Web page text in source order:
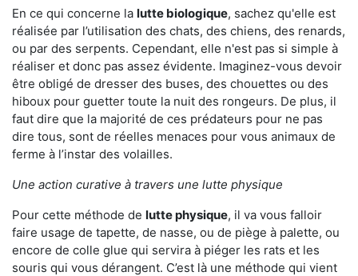
En ce qui concerne la lutte biologique, sachez qu'elle est
réalisée par l’utilisation des chats, des chiens, des renards,
ou par des serpents. Cependant, elle n'est pas si simple à
réaliser et donc pas assez évidente. Imaginez-vous devoir
être obligé de dresser des buses, des chouettes ou des
hiboux pour guetter toute la nuit des rongeurs. De plus, il
faut dire que la majorité de ces prédateurs pour ne pas
dire tous, sont de réelles menaces pour vous animaux de
ferme à l’instar des volailles.
Une action curative à travers une lutte physique
Pour cette méthode de lutte physique, il va vous falloir
faire usage de tapette, de nasse, ou de piège à palette, ou
encore de colle glue qui servira à piéger les rats et les
souris qui vous dérangent. C’est là une méthode qui vient